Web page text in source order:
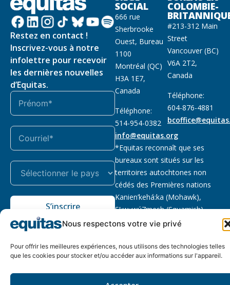
Nous respectons votre vie privé
Pour offrir les meilleures expériences, nous utilisons des technologies telles
que les cookies pour stocker et/ou accéder aux informations sur l'appareil.
Restez en contact !
Inscrivez-vous à notre
infolettre pour recevoir
les dernières nouvelles
d’Equitas.
S’inscrire
SOCIAL
666 rue
Sherbrooke
Ouest, Bureau
1100
Montréal (QC)
H3A 1E7,
Canada
Téléphone:
514-954-0382
info@equitas.org
COLOMBIE-
#213-312 Main
Street
Vancouver (BC)
V6A 2T2,
Canada
Téléphone:
604-876-4881
*Equitas reconnaît que ses
bureaux sont situés sur les
territoires autochtones non
cédés des Premières nations
Kanien’kehá:ka (Mohawk),
Sḵwx̱wú7mesh (Squamish),
səl̓ilwətaɁɬ (Tsleil Waututh) et
Lire la suite
de